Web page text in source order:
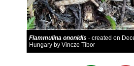
Flammulina ononidis - created on
Hungary by Vincze Tibor